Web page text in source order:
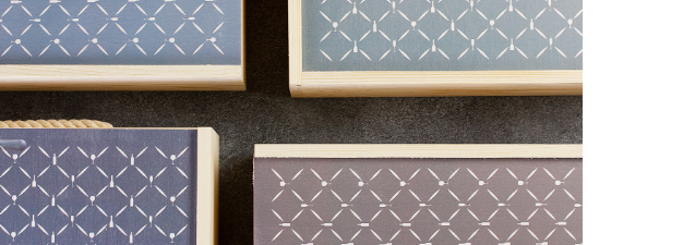
КОРОБКИ ДЛЯ КОФЕ